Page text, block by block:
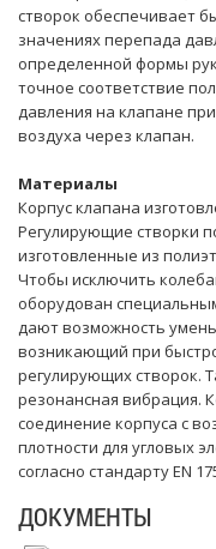
створок обеспечивает
значениях перепада
определенной формы
точное соответствие
давления на клапане
воздуха через клапан.
Материалы
Корпус клапана
Регулирующие створки
изготовленные из
Чтобы исключить
оборудован
дают возможность
возникающий при
регулирующих створок.
резонансная вибрация.
соединение корпуса с
плотности для угловых
согласно стандарту EN
ДОКУМЕНТЫ